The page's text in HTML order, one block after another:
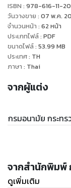
ISBN : 978-616-11-
วันวางขาย : 07 พ.ค.
จำนวนหน้า : 62 หน้า
ประเภทไฟล์: PDF
ขนาดไฟล์: 53.99 MB
ประเทศ: TH
ภาษา : Thai
จากผู้แต่ง
กรมอนามัย กระท
จากสำนักพิมพ์
ดูเพิ่มเติม